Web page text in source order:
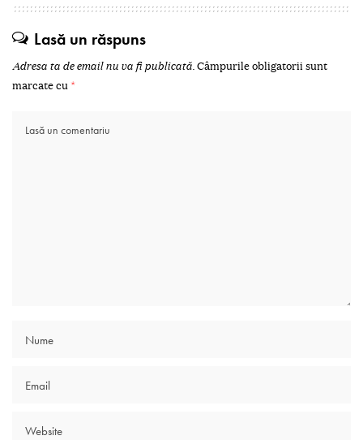
Lasă un răspuns
Adresa ta de email nu va fi publicată.Câmpurile obligatorii sunt
marcate cu *